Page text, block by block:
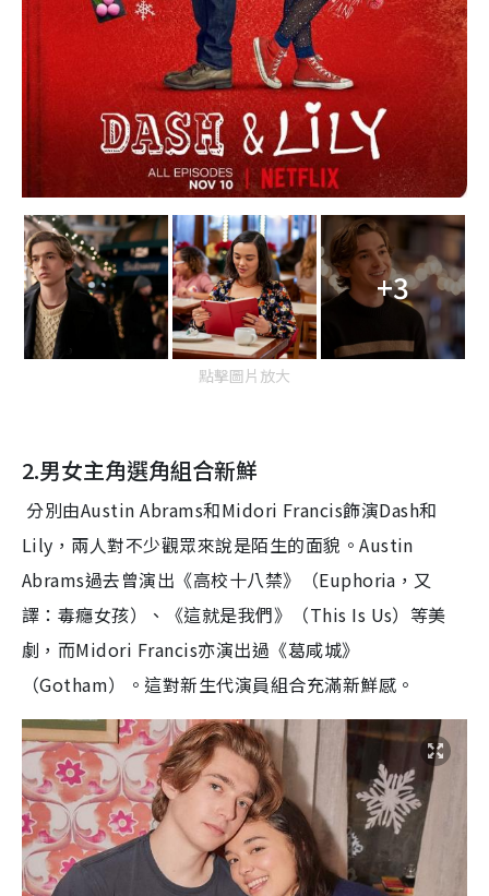
+3
點擊圖片放大
2.男女主角選角組合新鮮
分別由Austin Abrams和Midori Francis飾演Dash和
Lily，兩人對不少觀眾來說是陌生的面貌。Austin
Abrams過去曾演出《高校十八禁》（Euphoria，又
譯：毒癮女孩）、《這就是我們》（This Is Us）等美
劇，而Midori Francis亦演出過《葛咸城》
（Gotham）。這對新生代演員組合充滿新鮮感。